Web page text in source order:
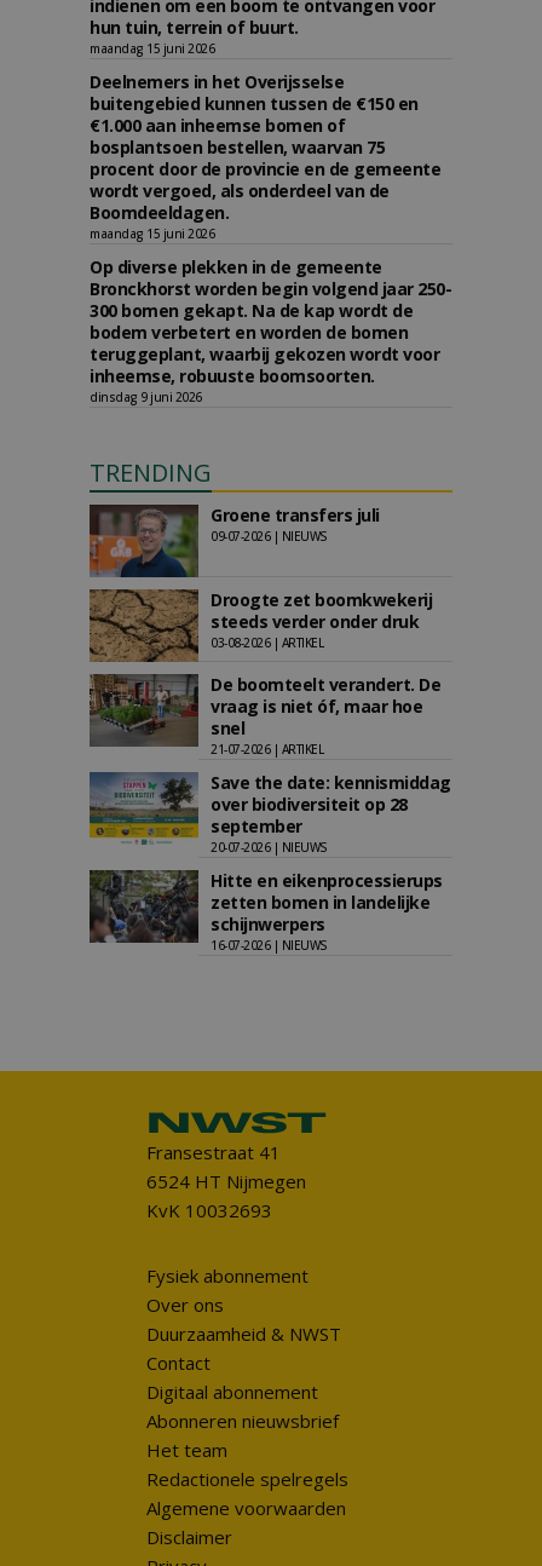
indienen om een boom te ontvangen voor
hun tuin, terrein of buurt.
maandag 15 juni 2026
Deelnemers in het Overijsselse
buitengebied kunnen tussen de €150 en
€1.000 aan inheemse bomen of
bosplantsoen bestellen, waarvan 75
procent door de provincie en de gemeente
wordt vergoed, als onderdeel van de
Boomdeeldagen.
maandag 15 juni 2026
Op diverse plekken in de gemeente
Bronckhorst worden begin volgend jaar 250-
300 bomen gekapt. Na de kap wordt de
bodem verbetert en worden de bomen
teruggeplant, waarbij gekozen wordt voor
inheemse, robuuste boomsoorten.
dinsdag 9 juni 2026
TRENDING
Groene transfers juli
09-07-2026 | NIEUWS
Droogte zet boomkwekerij
steeds verder onder druk
03-08-2026 | ARTIKEL
De boomteelt verandert. De
vraag is niet óf, maar hoe
snel
21-07-2026 | ARTIKEL
Save the date: kennismiddag
over biodiversiteit op 28
september
20-07-2026 | NIEUWS
Hitte en eikenprocessierups
zetten bomen in landelijke
schijnwerpers
16-07-2026 | NIEUWS
Fransestraat 41
6524 HT Nijmegen
KvK 10032693
Fysiek abonnement
Over ons
Duurzaamheid & NWST
Contact
Digitaal abonnement
Abonneren nieuwsbrief
Het team
Redactionele spelregels
Algemene voorwaarden
Disclaimer